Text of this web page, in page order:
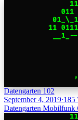
Datengarten 102
September 4, 2019·185
Datengarten Mobilfunk